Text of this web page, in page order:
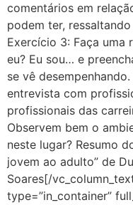
comentários em
podem ter,
Exercício 3: Faça uma
eu? Eu sou… e
se vê
entrevista com
profissionais das
Observem bem o
neste lugar? Resumo
jovem ao adulto” de
Soares[/
type=”in_container”